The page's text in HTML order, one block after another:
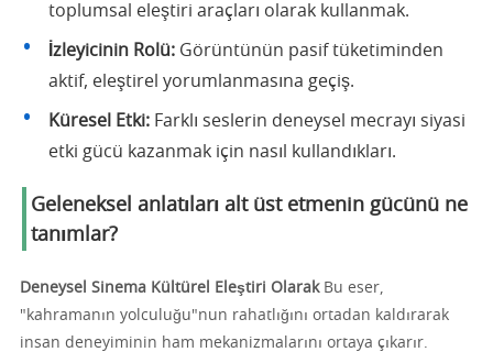
toplumsal eleştiri araçları olarak kullanmak.
İzleyicinin Rolü: Görüntünün pasif tüketiminden
aktif, eleştirel yorumlanmasına geçiş.
Küresel Etki: Farklı seslerin deneysel mecrayı siyasi
etki gücü kazanmak için nasıl kullandıkları.
Geleneksel anlatıları alt üst etmenin gücünü ne
tanımlar?
Deneysel Sinema Kültürel Eleştiri OlarakBu eser,
"kahramanın yolculuğu"nun rahatlığını ortadan kaldırarak
insan deneyiminin ham mekanizmalarını ortaya çıkarır.